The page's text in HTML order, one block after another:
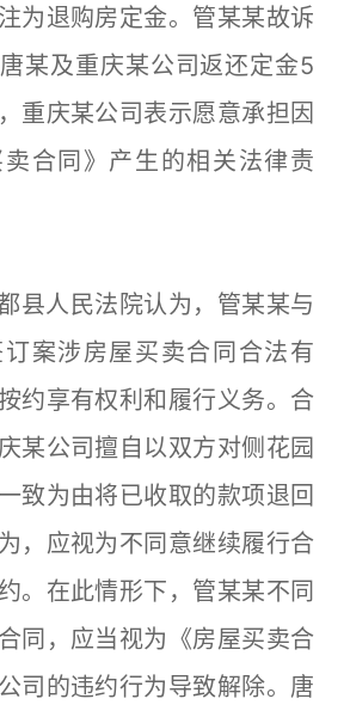
为退购房定金。管某某故诉
某及重庆某公司返还定金5
重庆某公司表示愿意承担因
合同》产生的相关法律责
人民法院认为，管某某与
案涉房屋买卖合同合法有
约享有权利和履行义务。合
某公司擅自以双方对侧花园
致为由将已收取的款项退回
，应视为不同意继续履行合
。在此情形下，管某某不同
同，应当视为《房屋买卖合
司的违约行为导致解除。唐